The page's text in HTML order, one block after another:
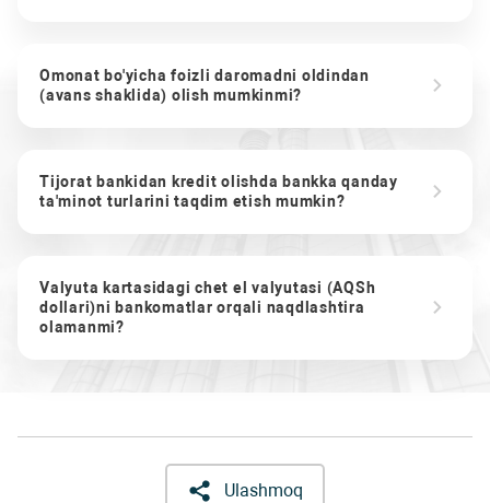
Omonat bo'yicha foizli daromadni oldindan
(avans shaklida) olish mumkinmi?
Tijorat bankidan kredit olishda bankka qanday
ta'minot turlarini taqdim etish mumkin?
Valyuta kartasidagi chet el valyutasi (AQSh
dollari)ni bankomatlar orqali naqdlashtira
olamanmi?
Ulashmoq